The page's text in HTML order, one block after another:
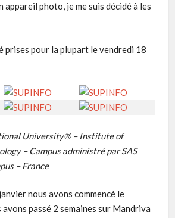
appareil photo, je me suis décidé à les
prises pour la plupart le vendredi 18
University® – Institute of
– Campus administré par SAS
– France
nous avons commencé le
avons passé 2 semaines sur Mandriva